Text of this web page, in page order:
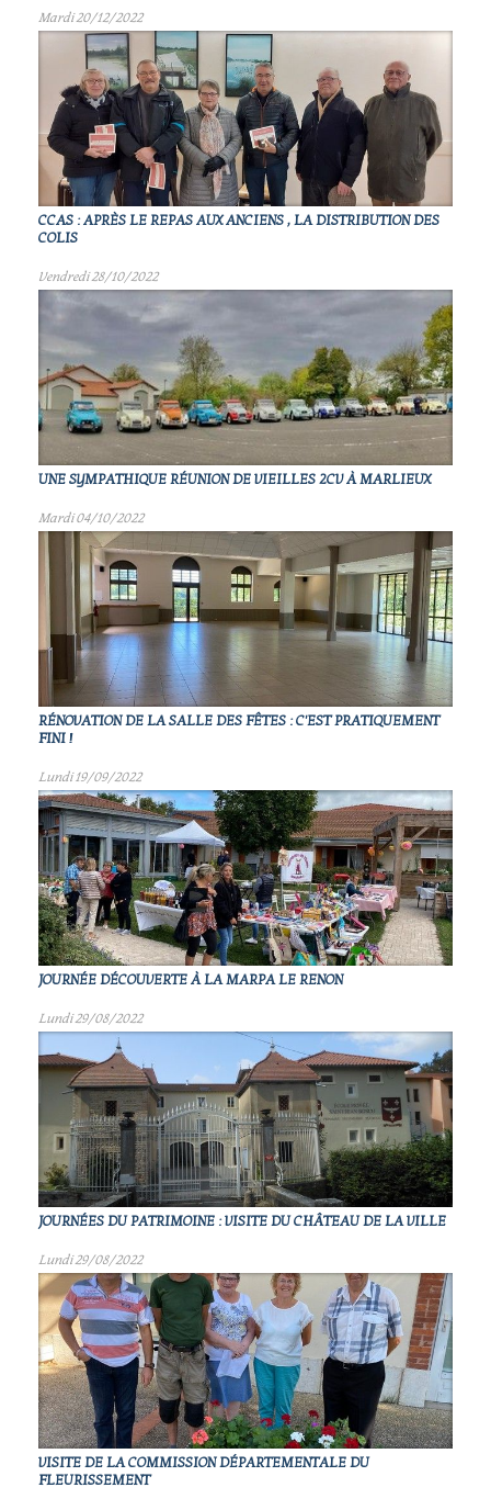
Mardi 20/12/2022
CCAS : APRÈS LE REPAS AUX ANCIENS , LA DISTRIBUTION DES
COLIS
Vendredi 28/10/2022
UNE SYMPATHIQUE RÉUNION DE VIEILLES 2CV À MARLIEUX
Mardi 04/10/2022
RÉNOVATION DE LA SALLE DES FÊTES : C'EST PRATIQUEMENT
FINI !
Lundi 19/09/2022
JOURNÉE DÉCOUVERTE À LA MARPA LE RENON
Lundi 29/08/2022
JOURNÉES DU PATRIMOINE : VISITE DU CHÂTEAU DE LA VILLE
Lundi 29/08/2022
VISITE DE LA COMMISSION DÉPARTEMENTALE DU
FLEURISSEMENT